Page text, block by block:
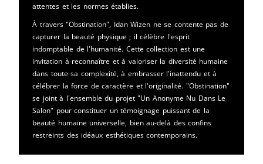
attentes et les normes établies.
À travers "Obstination", Idan Wizen ne se contente pas de
capturer la beauté physique ; il célèbre l'esprit
indomptable de l'humanité. Cette collection est une
invitation à reconnaître et à valoriser la diversité humaine
dans toute sa complexité, à embrasser l'inattendu et à
célébrer la force de caractère et l'originalité. "Obstination"
se joint à l'ensemble du projet "Un Anonyme Nu Dans Le
Salon" pour constituer un témoignage puissant de la
beauté humaine universelle, bien au-delà des confins
restreints des idéaux esthétiques contemporains.